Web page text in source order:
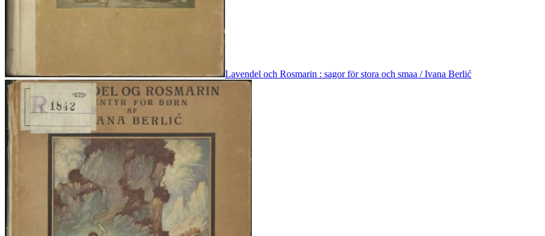
Lavendel och Rosmarin : sagor för stora och smaa / Ivana Berlić